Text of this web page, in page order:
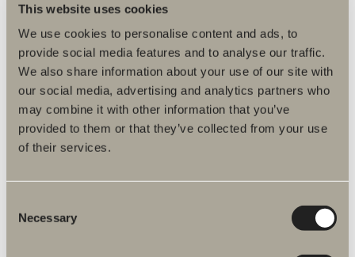
This website uses cookies
We use cookies to personalise content and ads, to
provide social media features and to analyse our traffic.
We also share information about your use of our site with
our social media, advertising and analytics partners who
may combine it with other information that you’ve
provided to them or that they’ve collected from your use
of their services.
Selection
Necessary
Latausasema, jossa kaksi pistorasiaa. Täydellinen sähköhammasharjan